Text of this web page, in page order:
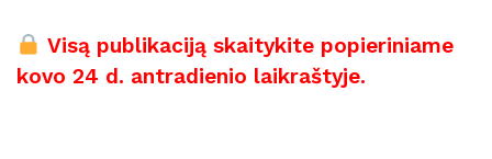
Visą publikaciją skaitykite popieriniame
kovo 24 d. antradienio laikraštyje.